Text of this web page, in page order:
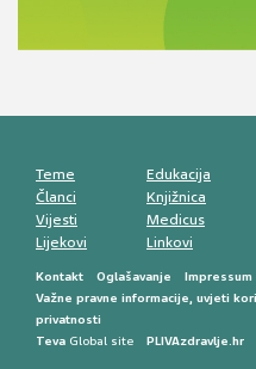
smetnji do rane
Teme
Članci
Vijesti
Lijekovi
Edukacija
Knjižnica
Medicus
Linkovi
Kontakt Oglašavanje
Impressum
Važne pravne informacije, uvjeti
privatnosti
Teva Global site PLIVAzdravlje.hr